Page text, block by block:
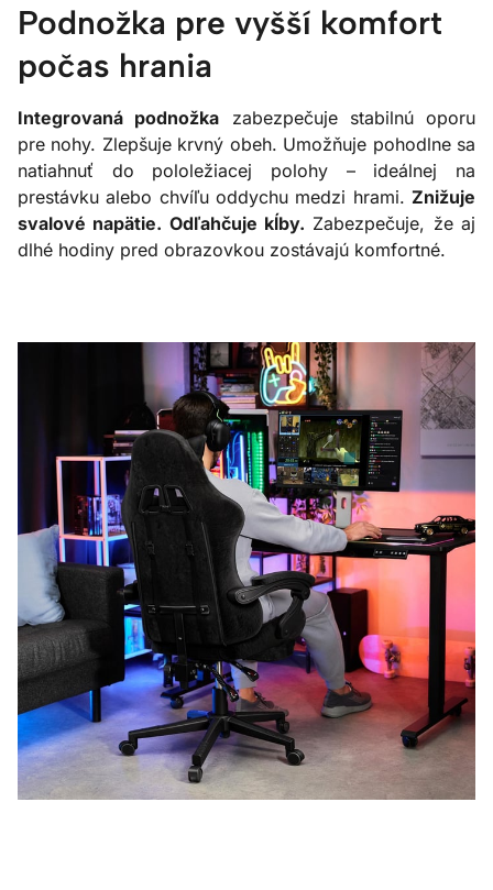
Podnožka pre vyšší komfort
počas hrania
Integrovaná podnožka zabezpečuje stabilnú oporu
pre nohy. Zlepšuje krvný obeh. Umožňuje pohodlne sa
natiahnuť do pololežiacej polohy – ideálnej na
prestávku alebo chvíľu oddychu medzi hrami. Znižuje
svalové napätie. Odľahčuje kĺby. Zabezpečuje, že aj
dlhé hodiny pred obrazovkou zostávajú komfortné.